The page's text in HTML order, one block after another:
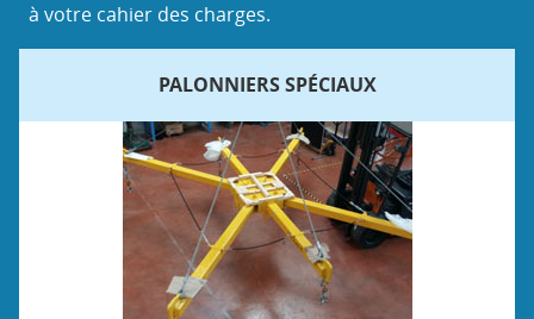
à votre cahier des charges.
PALONNIERS SPÉCIAUX